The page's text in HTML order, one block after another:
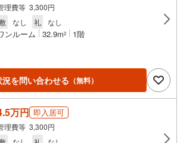
理費等 3,300円
なし 礼 なし
ンルーム 32.9m2 1階
況を問い合わせる （無料）
万円 即入居可
理費等 3,300円